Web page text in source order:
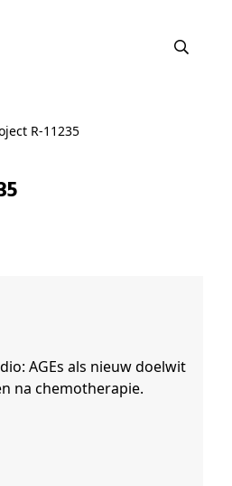
R-11235
AGEs als nieuw doelwit
na chemotherapie.